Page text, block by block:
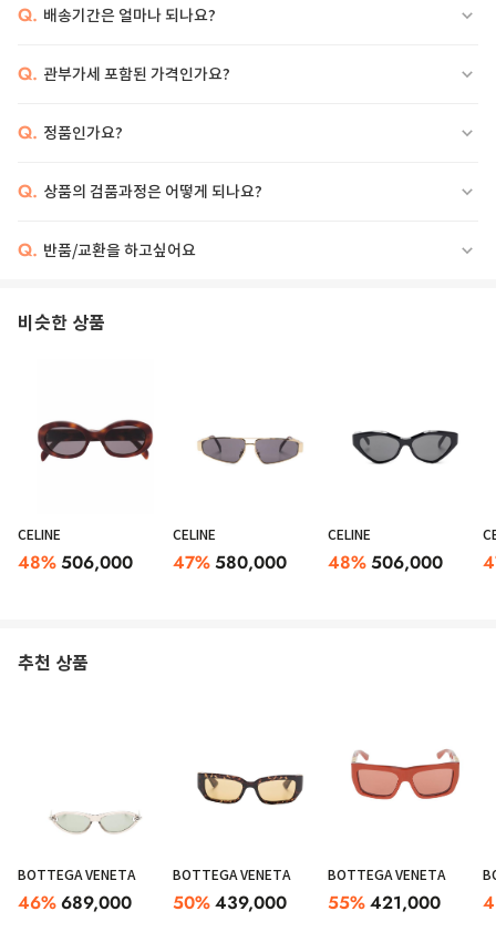
Q. 배송기간은 얼마나 되나요?
Q. 관부가세 포함된 가격인가요?
Q. 정품인가요?
Q. 상품의 검품과정은 어떻게 되나요?
Q. 반품/교환을 하고싶어요
비슷한 상품
CELINE
48%506,000
CELINE
47%580,000
CELINE
48%506,000
추천 상품
BOTTEGA VENETA
46%689,000
BOTTEGA VENETA
50%439,000
BOTTEGA VENETA
55%421,000